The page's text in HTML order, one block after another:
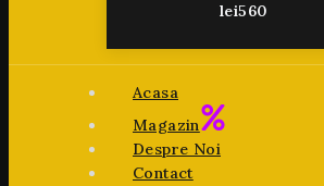
lei560
Acasa
Magazin
Despre Noi
Contact